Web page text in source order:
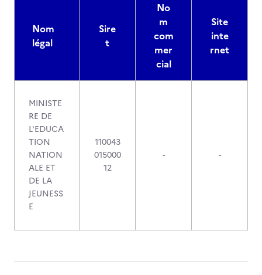
Nom
légal
Sire
t
No
m
com
mer
cial
Site
inte
rnet
MINISTE
RE DE
L'EDUCA
TION
NATION
ALE ET
DE LA
JEUNESS
E
110043
015000
12
- -